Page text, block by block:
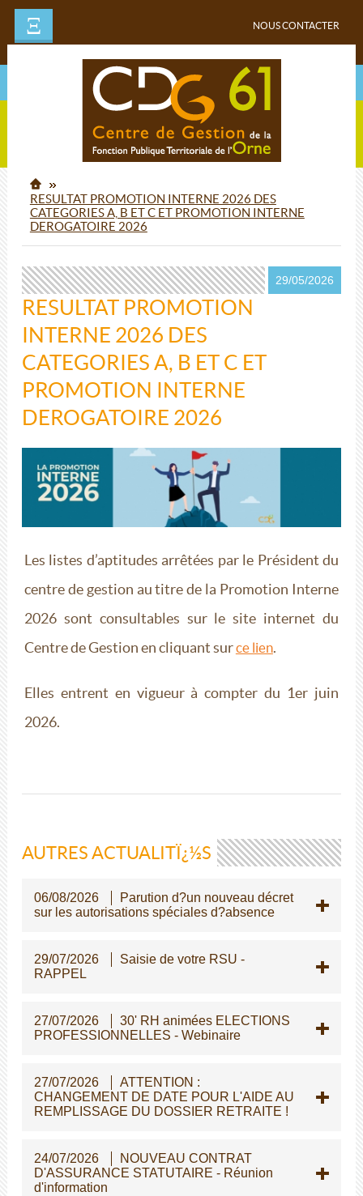
Ξ NOUS CONTACTER
RESULTAT PROMOTION INTERNE 2026 DES
CATEGORIES A, B ET C ET PROMOTION INTERNE
DEROGATOIRE 2026
29/05/2026
RESULTAT PROMOTION
INTERNE 2026 DES
CATEGORIES A, B ET C ET
PROMOTION INTERNE
DEROGATOIRE 2026
Les listes d’aptitudes arrêtées par le Président du
centre de gestion au titre de la Promotion Interne
2026 sont consultables sur le site internet du
Centre de Gestion en cliquant surce lien.
Elles entrent en vigueur à compter du 1er juin
2026.
AUTRES ACTUALITÏ¿½S
06/08/2026
Parution d?un nouveau décret
sur les autorisations spéciales d?absence
29/07/2026
Saisie de votre RSU -
RAPPEL
27/07/2026
30' RH animées ELECTIONS
PROFESSIONNELLES - Webinaire
27/07/2026
ATTENTION :
CHANGEMENT DE DATE POUR L'AIDE AU
REMPLISSAGE DU DOSSIER RETRAITE !
24/07/2026
NOUVEAU CONTRAT
D'ASSURANCE STATUTAIRE - Réunion
d'information